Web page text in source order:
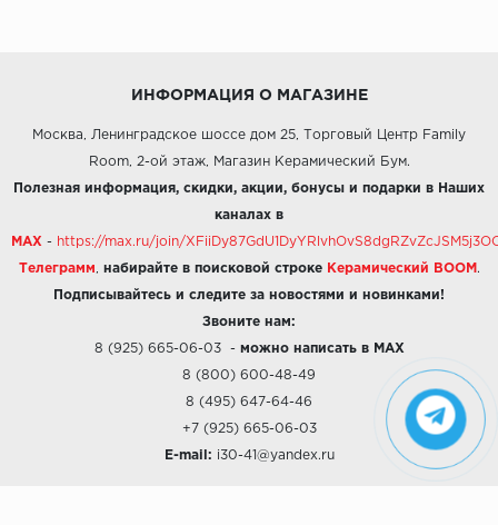
ИНФОРМАЦИЯ О МАГАЗИНЕ
Москва, Ленинградское шоссе дом 25, Торговый Центр Family
Room, 2-ой этаж, Магазин Керамический Бум.
Полезная информация, скидки, акции, бонусы и подарки в Наших
каналах в
MAX - https://max.ru/join/
Телеграмм набирайте в поисковой строке Керамический BOOM .
Подписывайтесь и следите за новостями и новинками!
Звоните нам:
8 (925) 665-06-03- можно написать в MAX
8 (800) 600-48-49
8 (495) 647-64-46
+7 (925) 665-06-03
E-mail: i30-41@yandex.ru